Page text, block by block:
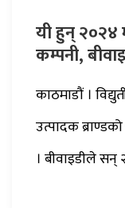
यी हुन् २०२४
कम्पनी,
काठमाडौं ।
उत्पादक
। बीवाइडीले